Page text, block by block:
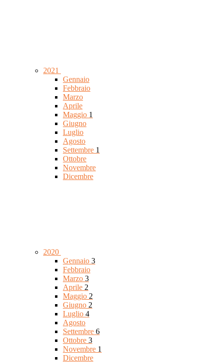
2021
Gennaio
Febbraio
Marzo
Aprile
Maggio 1
Giugno
Luglio
Agosto
Settembre 1
Ottobre
Novembre
Dicembre
2020
Gennaio 3
Febbraio
Marzo 3
Aprile 2
Maggio 2
Giugno 2
Luglio 4
Agosto
Settembre 6
Ottobre 3
Novembre 1
Dicembre